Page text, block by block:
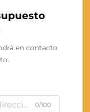
en contacto
0/100